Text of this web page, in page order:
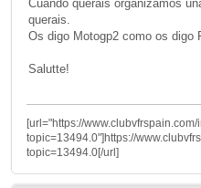
Cuando querais organizamos
querais.
Os digo Motogp2 como os digo
Salutte!
[url="https://
topic=13494.0"]https://
topic=13494.0[/url]